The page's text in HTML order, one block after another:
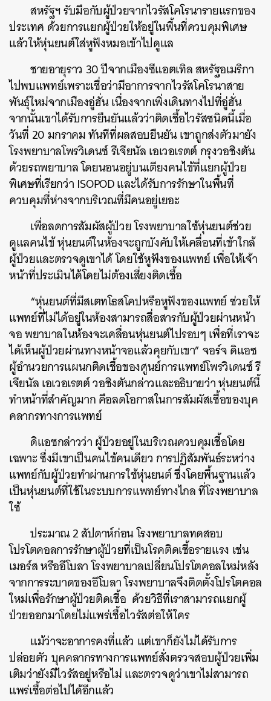
สหรัฐฯ รับมือกับผู้ป่วยจากไวรัสโคโรนารายแรกของ
ประเทศ ด้วยการแยกผู้ป่วยให้อยู่ในพื้นที่ควบคุมพิเศษ
แล้วให้หุ่นยนต์ใส่หูฟังหมอเข้าไปดูแล
ชายอายุราว 30 ปีจากเมืองซีแอตเทิล สหรัฐอเมริกา
ไปพบแพทย์เพราะเชื่อว่ามีอาการจากไวรัสโคโรนาสาย
พันธุ์ใหม่จากเมืองอู่ฮั่น เนื่องจากเพิ่งเดินทางไปที่อู่ฮั่น
จากนั้นเขาได้รับการยืนยันแล้วว่าติดเชื้อไวรัสชนิดนี้เมื่อ
วันที่ 20 มกราคม ทันทีที่ผลสอบยืนยัน เขาถูกส่งตัวมายัง
โรงพยาบาลโพรวิเดนซ์ รีเจียนัล เอเวอเรตต์ กรุงวอชิงตัน
ด้วยรถพยาบาล โดยนอนอยู่บนเตียงคนไข้ที่แยกผู้ป่วย
พิเศษที่เรียกว่า ISOPOD และได้รับการรักษาในพื้นที่
ควบคุมที่ห่างจากบริเวณที่มีคนอยู่เยอะ
เพื่อลดการสัมผัสผู้ป่วย โรงพยาบาลใช้หุ่นยนต์ช่วย
ดูแลคนไข้ หุ่นยนต์ในห้องจะถูกบังคับให้เคลื่อนที่เข้าใกล้
ผู้ป่วยและตรวจดูเขาได้ โดยใช้หูฟังของแพทย์ เพื่อให้เจ้า
หน้าที่ประเมินได้โดยไม่ต้องเสี่ยงติดเชื้อ
“หุ่นยนต์ที่มีสเตทโธสโคปหรือหูฟังของแพทย์ ช่วยให้
แพทย์ที่ไม่ได้อยู่ในห้องสามารถสื่อสารกับผู้ป่วยผ่านหน้า
จอ พยาบาลในห้องจะเคลื่อนหุ่นยนต์ไปรอบๆ เพื่อที่เราจะ
ได้เห็นผู้ป่วยผ่านทางหน้าจอแล้วคุยกับเขา” จอร์จ ดิแอซ
ผู้อำนวยการแผนกติดเชื้อของศูนย์การแพทย์โพรวิเดนซ์ รี
เจียนัล เอเวอเรตต์ วอชิงตันกล่าวและอธิบายว่า หุ่นยนต์นี้
ทำหน้าที่สำคัญมาก คือลดโอกาสในการสัมผัสเชื้อของบุค
คลากรทางการแพทย์
ดิแอซกล่าวว่า ผู้ป่วยอยู่ในบริเวณควบคุมเชื้อโดย
เฉพาะ ซึ่งมีเขาเป็นคนไข้คนเดียว การปฏิสัมพันธ์ระหว่าง
แพทย์กับผู้ป่วยทำผ่านการใช้หุ่นยนต์ ซึ่งโดยพื้นฐานแล้ว
เป็นหุ่นยนต์ที่ใช้ในระบบการแพทย์ทางไกล ที่โรงพยาบาล
ใช้
ประมาณ 2 สัปดาห์ก่อน โรงพยาบาลทดสอบ
โปรโตคอลการรักษาผู้ป่วยที่เป็นโรคติดเชื้อรายแรง เช่น
เมอร์ส หรืออีโบลา โรงพยาบาลเปลี่ยนโปรโตคอลใหม่หลัง
จากการระบาดของอีโบลา โรงพยาบาลจึงติดตั้งโปรโตคอล
ใหม่เพื่อรักษาผู้ป่วยติดเชื้อ ด้วยวิธีที่เราสามารถแยกผู้
ป่วยออกมาโดยไม่แพร่เชื้อไวรัสต่อให้ใคร
แม้ว่าจะอาการคงที่แล้ว แต่เขาก็ยังไม่ได้รับการ
ปล่อยตัว บุคคลากรทางการแพทย์สั่งตรวจสอบผู้ป่วยเพิ่ม
เติมว่ายังมีไวรัสอยู่หรือไม่ และตรวจดูว่าเขาไม่สามารถ
แพร่เชื้อต่อไปได้อีกแล้ว
ค้นหา